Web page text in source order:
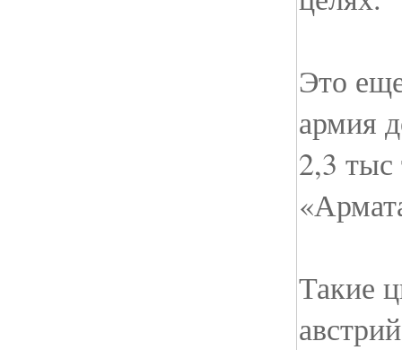
Это
армия
2,3 тыс
Такие